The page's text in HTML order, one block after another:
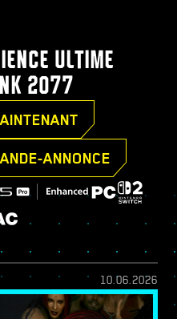
ULTIME
2077
ANNONCE
10.06.2026